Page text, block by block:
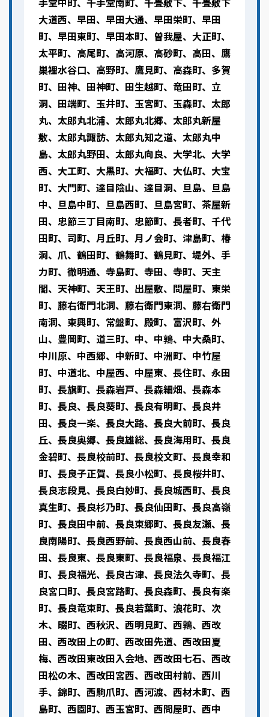
大道西、早田、早田大通、早田栄町、早田
町、早田東町、早田本町、曽我屋、大正町、
太平町、高尾町、高河原、高砂町、高田、鷹
巣裡水谷口、高野町、鷹見町、高森町、多賀
町、田神、田神町、田生越町、竜田町、立
洞、田端町、玉井町、玉宮町、玉森町、太郎
丸、太郎丸北浦、太郎丸北郷、太郎丸新屋
敷、太郎丸諏訪、太郎丸知之道、太郎丸中
島、太郎丸野田、太郎丸向良、大学北、大学
西、大工町、大黒町、大福町、大仏町、大宝
町、大門町、達目陰山、達目洞、旦島、旦島
中、旦島中町、旦島西町、旦島宮町、茶屋新
田、忠節三丁目南町、忠節町、長者町、千代
田町、司町、月丘町、月ノ会町、津島町、椿
洞、爪、鶴田町、鶴舞町、鶴見町、堤外、手
力町、徹明通、寺島町、寺田、寺町、天主
閣、天神町、天王町、出屋敷、問屋町、東栄
町、藤右衛門北洞、藤右衛門東洞、藤右衛門
南洞、東興町、常盤町、殿町、富沢町、外
山、豊岡町、道三町、中、中鶉、中大桑町、
中川原、中西郷、中新町、中洲町、中竹屋
町、中道北、中屋西、中屋東、長住町、永田
町、長旗町、長森岩戸、長森細畑、長森本
町、長良、長良葵町、長良有明町、長良井
田、長良一楽、長良大路、長良大前町、長良
丘、長良奥郷、長良雄総、長良海用町、長良
金碧町、長良校前町、長良校文町、長良幸和
町、長良子正賀、長良小松町、長良桜井町、
長良志段見、長良白妙町、長良城西町、長良
真生町、長良杉乃町、長良仙田町、長良高嶺
町、長良田中前、長良東郷町、長良友瀬、長
良南陽町、長良西野前、長良西山前、長良春
田、長良東、長良東町、長良福泉、長良福江
町、長良福光、長良古津、長良法久寺町、長
良宮口町、長良宮路町、長良森町、長良有楽
町、長良竜東町、長良若葉町、浪花町、次
木、畷町、西秋沢、西明見町、西鶉、西改
田、西改田上の町、西改田先道、西改田夏
梅、西改田東改田入会地、西改田七石、西改
田松の木、西改田宮西、西改田村前、西川
手、錦町、西駒爪町、西河渡、西材木町、西
島町、西園町、西玉宮町、西問屋町、西中